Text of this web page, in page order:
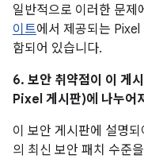
일반적으로 이러한 문제
이트에서 제공되는
함되어 있습니다.
6. 보안 취약점이 이 게
Pixel 게시판)에 나누어
이 보안 게시판에 설명
의 최신 보안 패치 수준